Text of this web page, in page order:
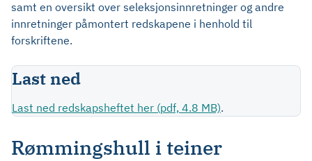
samt en oversikt over seleksjonsinnretninger og andre
innretninger påmontert redskapene i henhold til
forskriftene.
Last ned
Last ned redskapsheftet her (pdf, 4.8 MB).
Rømmingshull i teiner